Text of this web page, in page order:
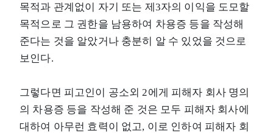
목적과 관계없이 자기 또는 제3자의 이익을 도모할
목적으로 그 권한을 남용하여 차용증 등을 작성해
준다는 것을 알았거나 충분히 알 수 있었을 것으로
보인다.
그렇다면 피고인이 공소외 2에게 피해자 회사 명의
의 차용증 등을 작성해 준 것은 모두 피해자 회사에
대하여 아무런 효력이 없고, 이로 인하여 피해자 회